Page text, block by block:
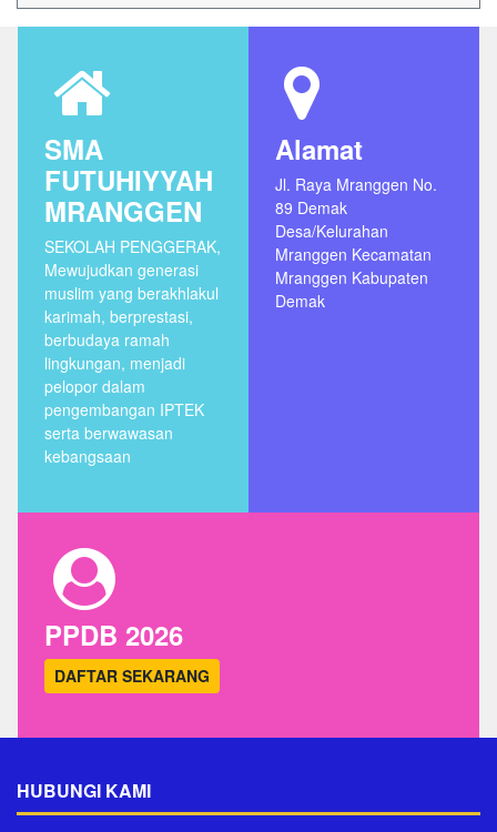
SMA
FUTUHIYYAH
MRANGGEN
SEKOLAH PENGGERAK,
Mewujudkan generasi
muslim yang berakhlakul
karimah, berprestasi,
berbudaya ramah
lingkungan, menjadi
pelopor dalam
pengembangan IPTEK
serta berwawasan
kebangsaan
Alamat
Jl. Raya Mranggen No.
89 Demak
Desa/Kelurahan
Mranggen Kecamatan
Mranggen Kabupaten
Demak
PPDB 2026
DAFTAR SEKARANG
HUBUNGI KAMI